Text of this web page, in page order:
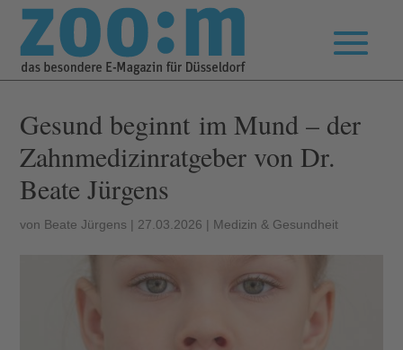
Gesund beginnt im Mund – der
Zahnmedizinratgeber von Dr.
Beate Jürgens
von Beate Jürgens | 27.03.2026 | Medizin & Gesundheit